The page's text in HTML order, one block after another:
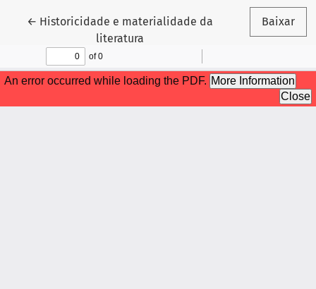
← Voltar aos Detalhes do Artigo
Historicidade e materialidade da
literatura
Baixar